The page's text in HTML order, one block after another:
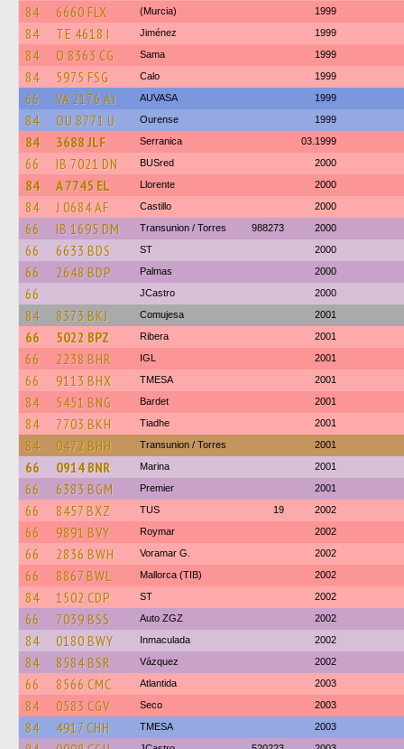
84 6660 FLX (Murcia) 1999
84 TE 4618 I Jiménez 1999
84 O 8363 CG Sama 1999
84 5975 FSG Calo 1999
66 VA 2176 AJ AUVASA 1999
84 OU 8771 U Ourense 1999
84 3688 JLF Serranica 03.1999
66 IB 7021 DN BUSred 2000
84 A 7745 EL Llorente 2000
84 J 0684 AF Castillo 2000
66 IB 1695 DM Transunion / Torres 988273 2000
66 6633 BDS ST 2000
66 2648 BDP Palmas 2000
66 JCastro 2000
84 8373 BKJ Comujesa 2001
66 5022 BPZ Ribera 2001
66 2238 BHR IGL 2001
66 9113 BHX TMESA 2001
84 5451 BNG Bardet 2001
84 7703 BKH Tiadhe 2001
84 0472 BHH Transunion / Torres 2001
66 0914 BNR Marina 2001
66 6383 BGM Premier 2001
66 8457 BXZ TUS 19 2002
66 9891 BVY Roymar 2002
66 2836 BWH Voramar G. 2002
66 8867 BWL Mallorca (TIB) 2002
84 1502 CDP ST 2002
66 7039 BSS Auto ZGZ 2002
84 0180 BWY Inmaculada 2002
84 8584 BSR Vázquez 2002
66 8566 CMC Atlantida 2003
84 0583 CGV Seco 2003
84 4917 CHH TMESA 2003